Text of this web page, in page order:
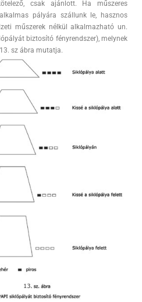
csak ajánlott. Ha műszeres
pályára szállunk le, hasznos
műszerek nélkül alkalmazható un.
biztosító fényrendszer), melynek
sz ábra mutatja.